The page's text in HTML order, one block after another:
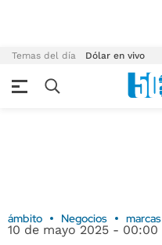
Temas del día Dólar en vivo
ámbito Negocios marcas
10 de mayo 2025 - 00:00